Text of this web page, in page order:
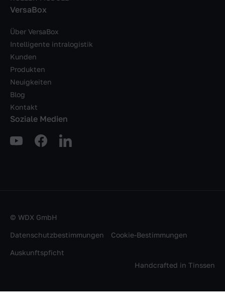
VersaBox
Über VersaBox
Intelligente intralogistik
Kunden
Produkten
Neuigkeiten
Blog
Kontakt
Soziale Medien
© WDX GmbH
Datenschutzbestimmungen Cookie-Bestimmungen
Auskunftspficht
Handcrafted in Tinssen